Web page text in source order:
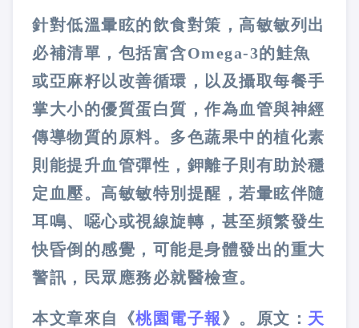
針對低溫暈眩的飲食對策，高敏敏列出
必補清單，包括富含Omega-3的鮭魚
或亞麻籽以改善循環，以及攝取每餐手
掌大小的優質蛋白質，作為血管與神經
傳導物質的原料。多色蔬果中的植化素
則能提升血管彈性，鉀離子則有助於穩
定血壓。高敏敏特別提醒，若暈眩伴隨
耳鳴、噁心或視線旋轉，甚至頻繁發生
快昏倒的感覺，可能是身體發出的重大
警訊，民眾應務必就醫檢查。
本文章來自《桃園電子報 》。原文： 天